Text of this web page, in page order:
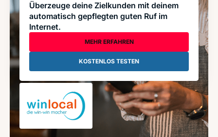
Überzeuge deine Zielkunden mit deinem
automatisch gepflegten guten Ruf im
Internet.
MEHR ERFAHREN
KOSTENLOS TESTEN